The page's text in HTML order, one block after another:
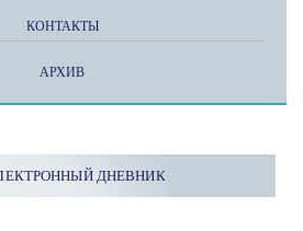
КОНТАКТЫ
АРХИВ
ДНЕВНИК